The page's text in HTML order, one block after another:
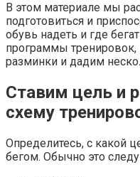
В этом материале мы
подготовиться и
обувь надеть и где
программы
разминки и дадим
Ставим цель и
схему
Определитесь, с какой
бегом. Обычно это